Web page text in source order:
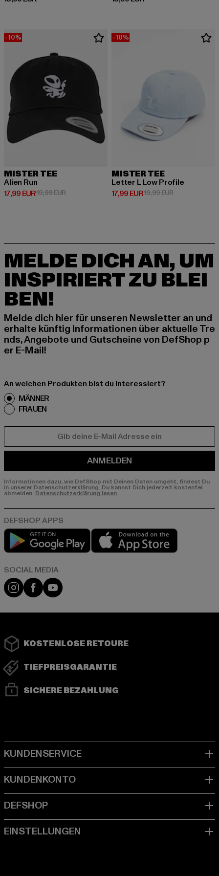
-10%
MISTER TEE
Alien Run
17,99 EUR
Derzeitiger Preis: 17,99 EUR
19,99 EURAktionspreis: 19,99 EUR
-10%
MISTER TEE
Letter L Low Profile
17,99 EUR
Derzeitiger Preis: 17,99 EUR
19,99 EURAktionspreis:
MELDE DICH AN, UM
INSPIRIERT ZU BLEI
BEN!
Melde dich hier für unseren Newsletter an und
erhalte künftig Informationen über aktuelle Tre
nds, Angebote und Gutscheine von DefShop p
er E-Mail!
An welchen Produkten bist du interessiert?
MÄNNER
FRAUEN
ANMELDEN
Informationen dazu, wie DefShop mit Deinen Daten umgeht, findest Du
in unserer Datenschutzerklärung. Du kannst Dich jederzeit kostenfei
abmelden. Datenschutzerklärung lesen.
Play market
Instagram
FacebookYouTube
KOSTENLOSE RETOURE
TIEFPREISGARANTIE
SICHERE BEZAHLUNG